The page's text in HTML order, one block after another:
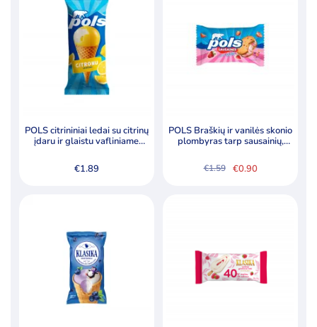
POLS citrininiai ledai su citrinų
įdaru ir glaistu vafliniame
€1.89
POLS Braškių ir vanilės skonio
plombyras tarp sausainių,
€1.59
Original
€0.90
Current